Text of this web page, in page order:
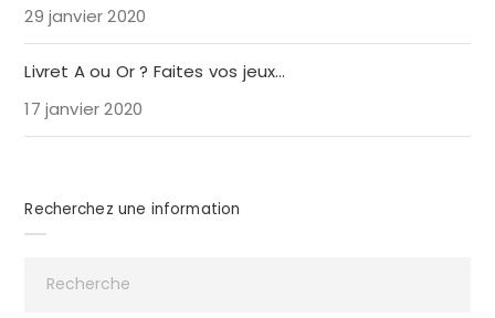
29 janvier 2020
Livret A ou Or ? Faites vos jeux…
17 janvier 2020
Recherchez une information